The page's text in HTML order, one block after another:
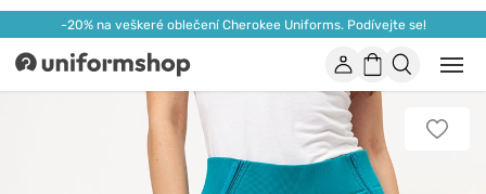
-20% na veškeré oblečení Cherokee Uniforms. Podívejte se!
Uniformshop ÚčetNákupní
košík
nebo
Přidat